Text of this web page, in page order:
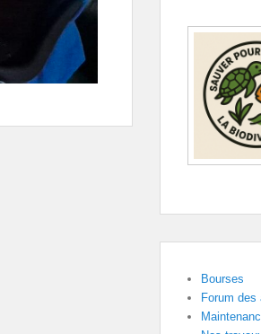
Bourses
Forum